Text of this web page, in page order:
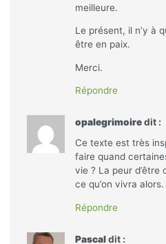
meilleure.
Le présent, il n’y à
être en paix.
Merci.
Répondre
opalegrimoire dit :
Ce texte est très
faire quand
vie ? La peur
ce qu’on vivra alors.
Répondre
Pascal dit :